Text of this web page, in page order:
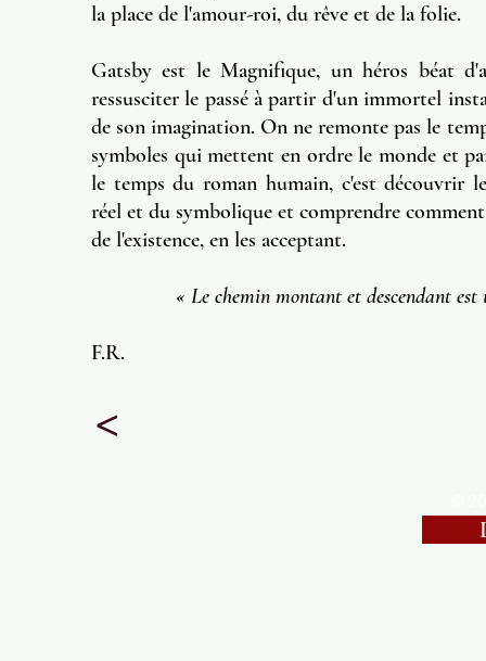
la place de l'amour-roi, du rêve et de la folie.
Gatsby est le Magnifique, un héros béat
ressusciter le passé à partir d'un immortel
de son imagination. On ne remonte pas le
symboles qui mettent en ordre le monde et
le temps du roman humain, c'est découvrir
réel et du symbolique et comprendre
de l'existence, en les acceptant.
« Le chemin montant et descendant
F.R.
>